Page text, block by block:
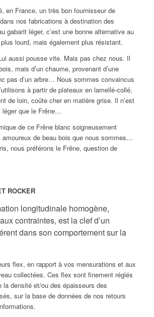
en France, un très bon fournisseur de
nos fabrications à destination des
gabarit léger, c’est une bonne alternative au
lourd, mais également plus résistant.
aussi pousse vite. Mais pas chez nous. Il
mais d’un chaume, provenant d’une
pas d’un arbre… Nous sommes convaincus
à partir de plateaux en lamellé-collé,
de loin, coûte cher en matière grise. Il n’est
léger que le Frêne…
de ce Frêne blanc soigneusement
amoureux de beau bois que nous sommes…
nous préférons le Frêne, question de
ROCKER
longitudinale homogène,
contraintes, est la clef d’un
dans son comportement sur la
flex, en rapport à vos mensurations et aux
collectées. Ces flex sont finement réglés
la densité et/ou des épaisseurs des
sur la base de données de nos retours